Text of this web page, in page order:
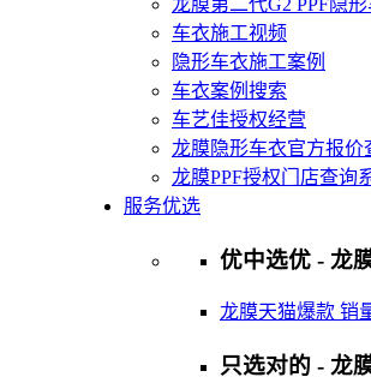
龙膜第二代G2 PPF隐
车衣施工视频
隐形车衣施工案例
车衣案例搜索
车艺佳授权经营
龙膜隐形车衣官方报价
龙膜PPF授权门店查询
服务优选
优中选优 - 龙
龙膜天猫爆款 销
只选对的 - 龙